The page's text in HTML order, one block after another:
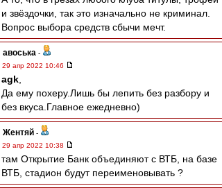
и звёздочки, так это изначально не криминал.
Вопрос выбора средств сбычи мечт.
авоська -
29 апр 2022 10:46
agk
Да ему похеру.Лишь бы лепить без разбору и
без вкуса.Главное ежедневно)
Жентяй -
29 апр 2022 10:38
там Открытие Банк объединяют с ВТБ, на базе
ВТБ, стадион будут переименовывать ?